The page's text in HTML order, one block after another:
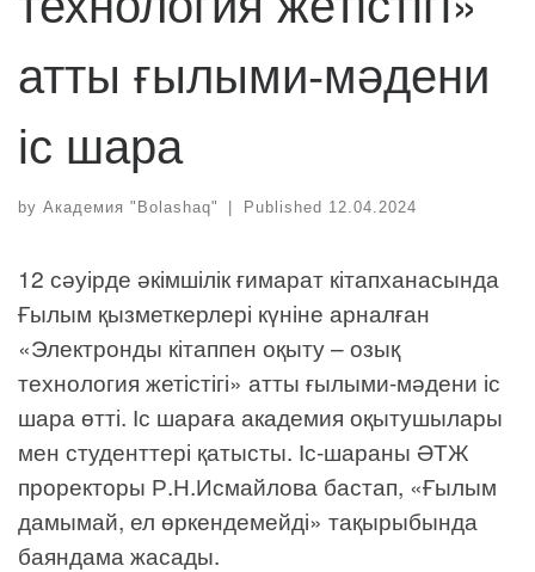
атты ғылыми-мәдени
іс шара
by Академия "Bolashaq" | Published 12.04.2024
12 сәуірде әкімшілік ғимарат кітапханасында
Ғылым қызметкерлері күніне арналған
«Электронды кітаппен оқыту – озық
технология жетістігі» атты ғылыми-мәдени іс
шара өтті. Іс шараға академия оқытушылары
мен студенттері қатысты. Іс-шараны ӘТЖ
проректоры Р.Н.Исмайлова бастап, «Ғылым
дамымай, ел өркендемейді» тақырыбында
баяндама жасады.